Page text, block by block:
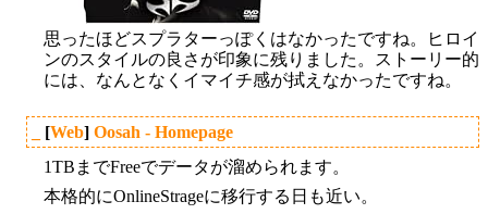
思ったほどスプラターっぽくはなかったですね。ヒロイ
ンのスタイルの良さが印象に残りました。ストーリー的
には、なんとなくイマイチ感が拭えなかったですね。
[Web] Oosah - Homepage
1TBまでFreeでデータが溜められます。
本格的にOnlineStrageに移行する日も近い。